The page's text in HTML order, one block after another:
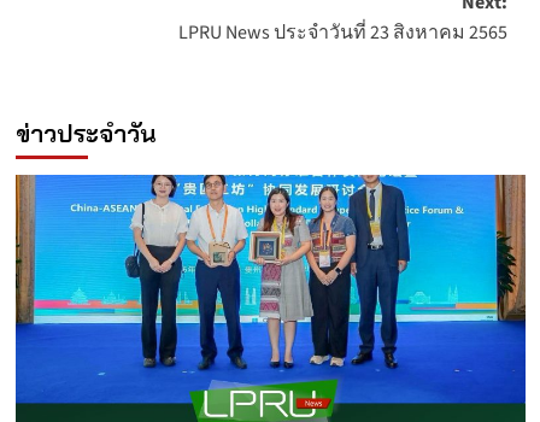
LPRU News ประจำวันที่ 23 สิงหาคม 2565
ข่าวประจำวัน